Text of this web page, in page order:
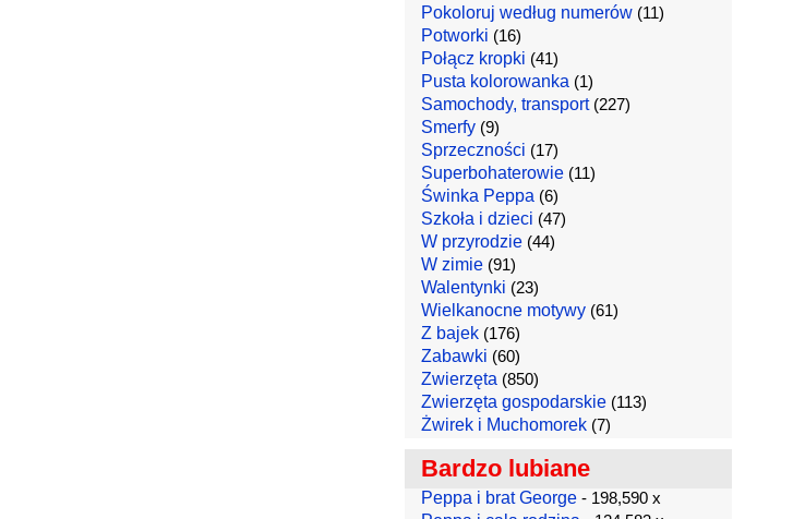
Pokoloruj według numerów(11)
Potworki (16)
Połącz kropki (41)
Pusta kolorowanka (1)
Samochody, transport(227)
Smerfy(9)
Sprzeczności (17)
Superbohaterowie(11)
Świnka Peppa (6)
Szkoła i dzieci (47)
W przyrodzie(44)
W zimie(91)
Walentynki (23)
Wielkanocne motywy(61)
Z bajek(176)
Zabawki (60)
Zwierzęta (850)
Zwierzęta gospodarskie(113)
Żwirek i Muchomorek(7)
Bardzo lubiane
Peppa i brat George- 198,590 x